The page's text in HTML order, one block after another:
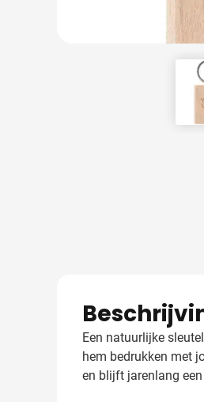
Een natuurlijke
hem bedrukken met
en blijft jarenlang